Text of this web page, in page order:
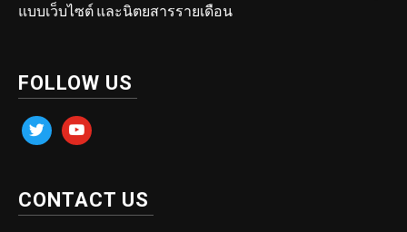
แบบเว็บไซต์ และนิตยสารรายเดือน
FOLLOW US
twitter youtube
CONTACT US